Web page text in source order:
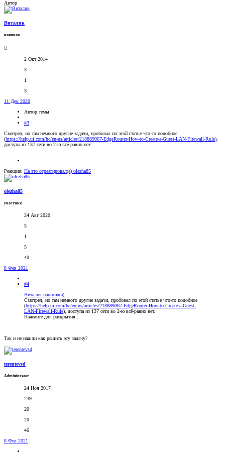
Автор
Виталик
новичок
2 Окт 2014
3
1
3
11 Дек 2020
Автор темы
#3
Смотрел, но там немного другие задачи, пробовал по этой статье что-то подобное
(https://help.ui.com/hc/en-us/articles/218889067-EdgeRouter-How-to-Create-a-Guest-LAN-Firewall-Rule),
доступа из 137 сети во 2-ю всё-равно нет.
Реакции: На это отреагировал(а) olezha85
olezha85
участник
24 Авг 2020
5
1
5
40
8 Фев 2021
#4
Виталик написал(а):
Смотрел, но там немного другие задачи, пробовал по этой статье что-то подобное
(https://help.ui.com/hc/en-us/articles/218889067-EdgeRouter-How-to-Create-a-Guest-
LAN-Firewall-Rule), доступа из 137 сети во 2-ю всё-равно нет.
Нажмите для раскрытия...
Так и не нашли как решить эту задачу?
terentevsd
Administrator
24 Ноя 2017
239
20
20
46
8 Фев 2021